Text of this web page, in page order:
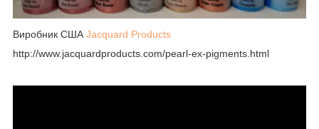
Виробник США Jacquard Products
http://www.jacquardproducts.com/pearl-ex-pigments.html